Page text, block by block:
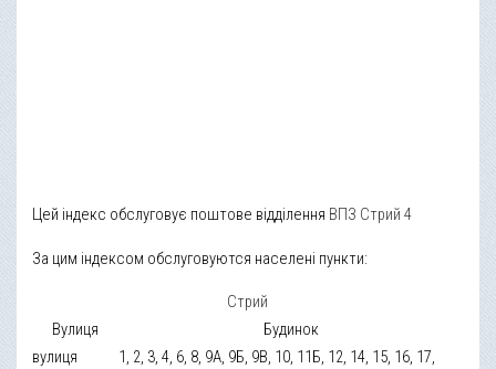
Цей індекс обслуговує поштове відділення ВПЗ Стрий 4
За цим індексом обслуговуются населені пункти:
Стрий
Вулиця
Будинок
вулиця
1, 2, 3, 4, 6, 8, 9А, 9Б, 9В, 10, 11Б, 12, 14, 15, 16, 17,